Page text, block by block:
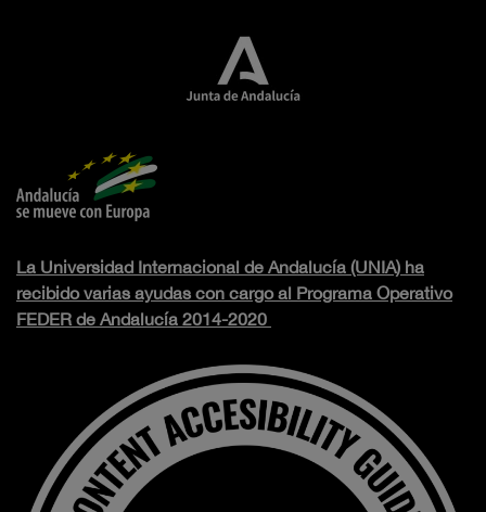
La Universidad Internacional de Andalucía (UNIA) ha
recibido varias ayudas con cargo al Programa Operativo
FEDER de Andalucía 2014-2020